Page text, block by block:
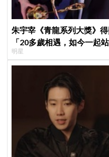
朱宇宰《青龍系列大獎》
「20多歲相遇，如今一起
明星